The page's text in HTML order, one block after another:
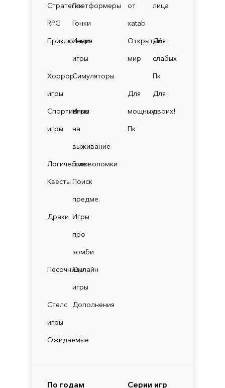
СтратегииПлатформеры
RPG
Гонки
Приключения
Инди
игры
Хоррор
игры
Симуляторы
Спортивные
игры
Игры
на
выживание
ЛогическиеГоловоломки
Квесты Поиск
предме.
Драки Игры
про
зомби
ПесочницыОнлайн
игры
Стелс
игры
Дополнения
Ожидаемые
от
xatab
лица
Открытый
мир
Для
слабых
Пк
Для
мощных
Пк
Для
двоих!
По годам Серии игр